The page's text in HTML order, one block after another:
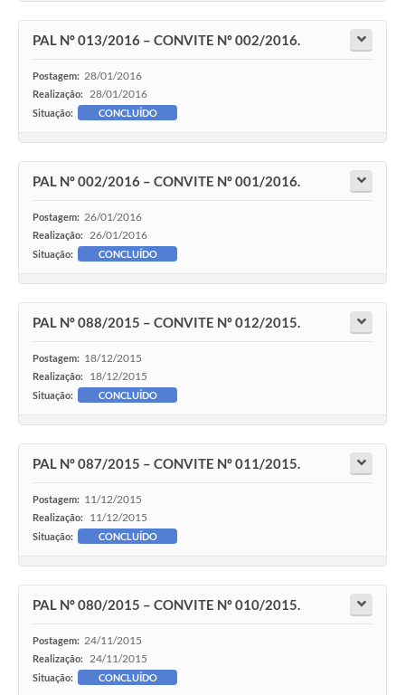
PAL Nº 013/2016 – CONVITE Nº 002/2016.
Postagem: 28/01/2016
Realização: 28/01/2016
Situação: CONCLUÍDO
PAL Nº 002/2016 – CONVITE Nº 001/2016.
Postagem: 26/01/2016
Realização: 26/01/2016
Situação: CONCLUÍDO
PAL Nº 088/2015 – CONVITE Nº 012/2015.
Postagem: 18/12/2015
Realização: 18/12/2015
Situação: CONCLUÍDO
PAL Nº 087/2015 – CONVITE Nº 011/2015.
Postagem: 11/12/2015
Realização: 11/12/2015
Situação: CONCLUÍDO
PAL Nº 080/2015 – CONVITE Nº 010/2015.
Postagem: 24/11/2015
Realização: 24/11/2015
Situação: CONCLUÍDO